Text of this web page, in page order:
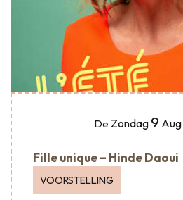
De Zondag 9 Aug
Fille unique – Hinde Daoui
VOORSTELLING